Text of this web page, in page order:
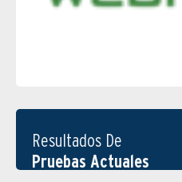
Resultados De
Pruebas Actuales